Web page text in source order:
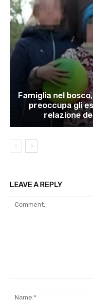
Famiglia nel
preoccupa gli
relazione
LEAVE A REPLY